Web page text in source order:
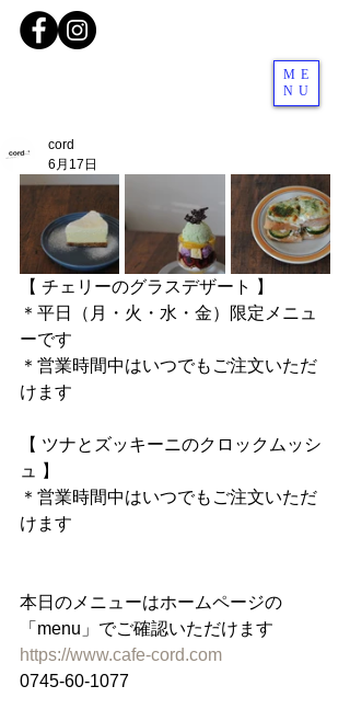
ME
NU
cord
6月17日
【 チェリーのグラスデザート 】
＊平日（月・火・水・金）限定メニュ
ーです
＊営業時間中はいつでもご注文いただ
けます
【 ツナとズッキーニのクロックムッシ
ュ 】
＊営業時間中はいつでもご注文いただ
けます
本日のメニューはホームページの
「menu」でご確認いただけます
https://www.cafe-cord.com
0745-60-1077